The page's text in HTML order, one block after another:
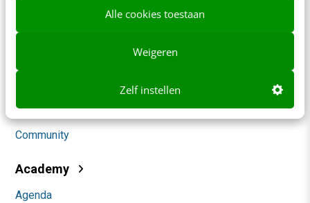
Alle cookies toestaan
Weigeren
Zelf instellen
Klantcontact & CX
Themanieuwsbrieven
Community
Academy
Agenda